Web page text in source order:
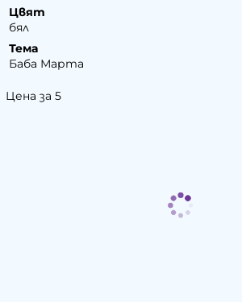
Цвят
бял
Тема
Баба Марта
Цена за 5